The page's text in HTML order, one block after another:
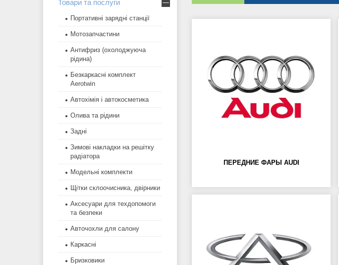
ПЕРЕДНИЕ ФАРЫ AUDI
Товари та послуги
Портативні зарядні станції
Мотозапчастини
Антифриз (охолоджуюча
рідина)
Безкаркасні комплект
Aerotwin
Автохімія і автокосметика
Олива та рідини
Задні
Зимові накладки на решітку
радіатора
Модельні комплекти
Щітки склоочисника, двірники
Аксесуари для техдопомоги
та безпеки
Авточохли для салону
Каркасні
Бризковики